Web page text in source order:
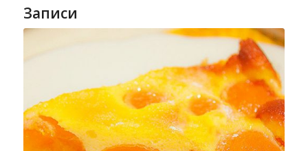
Записи